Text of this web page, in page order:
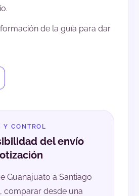
de la guía para dar
Y CONTROL
del envío
Guanajuato a Santiago
comparar desde una